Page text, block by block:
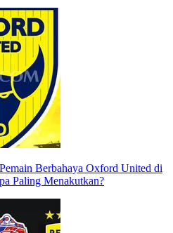
Berbahaya Oxford United di
Paling Menakutkan?